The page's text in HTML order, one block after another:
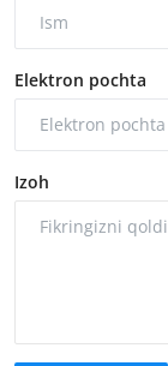
Elektron pochta
Izoh